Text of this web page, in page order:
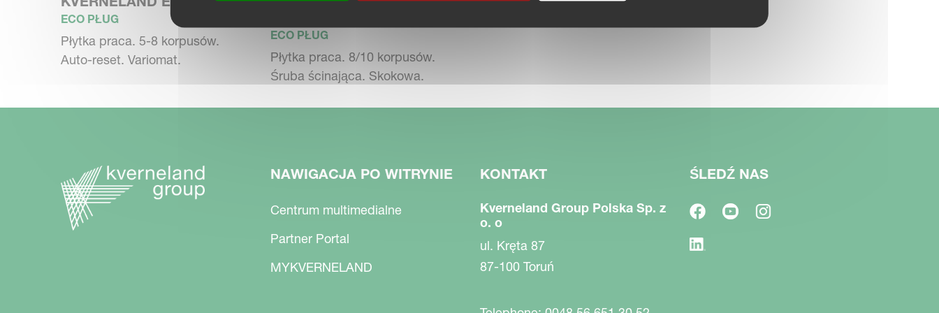
ECO PŁUG
Płytka praca. 5-8 korpusów.
Auto-reset. Variomat.
ECO PŁUG
Płytka praca. 8/10 korpusów.
Śruba ścinająca. Skokowa.
NAWIGACJA PO WITRYNIE
Centrum multimedialne
Partner Portal
MYKVERNELAND
KONTAKT
Kverneland Group Polska Sp. z
o. o
ul. Kręta 87
87-100 Toruń
ŚLEDŹ NAS